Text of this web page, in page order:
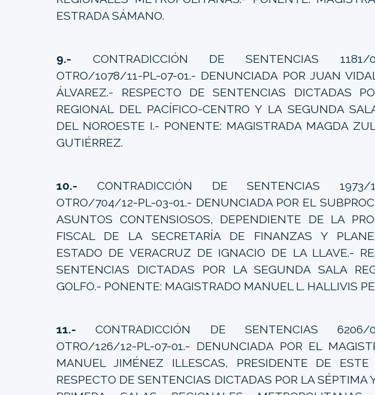
ESTRADA SÁMANO.
9.- CONTRADICCIÓN DE SENTENCIAS 1181/
OTRO/1078/11-PL-07-01.- DENUNCIADA POR JUAN
ÁLVAREZ.- RESPECTO DE SENTENCIAS DICTADAS
REGIONAL DEL PACÍFICO-CENTRO Y LA SEGUNDA
DEL NOROESTE I.- PONENTE: MAGISTRADA MAGDA
GUTIÉRREZ.
10.- CONTRADICCIÓN DE SENTENCIAS 1973/
OTRO/704/12-PL-03-01.- DENUNCIADA POR EL
ASUNTOS CONTENSIOSOS, DEPENDIENTE DE LA
FISCAL DE LA SECRETARÍA DE FINANZAS Y
ESTADO DE VERACRUZ DE IGNACIO DE LA LLAVE.-
SENTENCIAS DICTADAS POR LA SEGUNDA SALA
GOLFO.- PONENTE: MAGISTRADO MANUEL L. HALLIVIS
11.- CONTRADICCIÓN DE SENTENCIAS 6206/
OTRO/126/12-PL-07-01.- DENUNCIADA POR EL
MANUEL JIMÉNEZ ILLESCAS, PRESIDENTE DE ESTE
RESPECTO DE SENTENCIAS DICTADAS POR LA SÉPTIMA